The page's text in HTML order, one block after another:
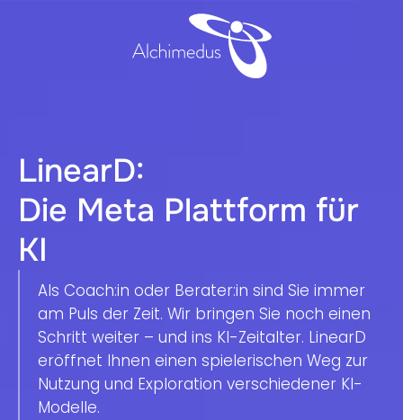
LinearD:
Die Meta Plattform für
KI
Als Coach:in oder Berater:in sind Sie immer
am Puls der Zeit. Wir bringen Sie noch einen
Schritt weiter – und ins KI-Zeitalter. LinearD
eröffnet Ihnen einen spielerischen Weg zur
Nutzung und Exploration verschiedener KI-
Modelle.